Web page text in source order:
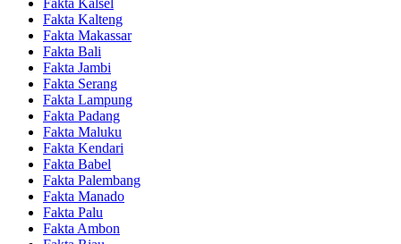
Fakta Kalteng
Fakta Makassar
Fakta Bali
Fakta Jambi
Fakta Serang
Fakta Lampung
Fakta Padang
Fakta Maluku
Fakta Kendari
Fakta Babel
Fakta Palembang
Fakta Manado
Fakta Palu
Fakta Ambon